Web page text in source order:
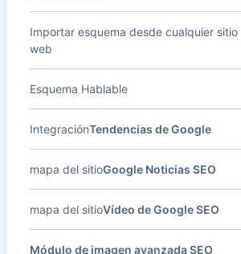
Importar esquema desde cualquier sitio
web
Esquema Hablable
Tendencias de Google
Integración
Google Noticias SEO
mapa del sitio
Vídeo de Google SEO
mapa del sitio
Módulo de imagen avanzada SEO